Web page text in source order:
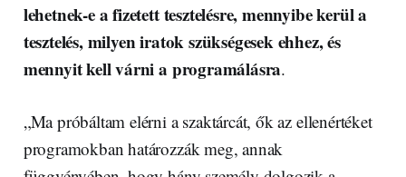
lehetnek-e a fizetett tesztelésre, mennyibe kerül a
tesztelés, milyen iratok szükségesek ehhez, és
mennyit kell várni a programálásra.
„Ma próbáltam elérni a szaktárcát, ők az ellenértéket
programokban határozzák meg, annak